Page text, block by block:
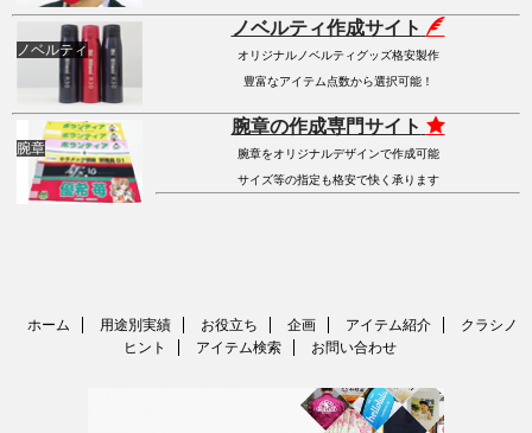
ノベルティ
ノベルティ作成サイト
オリジナルノベルティグッズ格安製作
豊富なアイテム点数から選択可能！
腕章
腕章の作成専門サイト
腕章をオリジナルデザインで作成可能
サイズ等の指定も格安で快く承ります
ホーム 用途別実績 お役立ち 企画 アイテム紹介
クラシノ
ヒント
アイテム検索 お問い合わせ